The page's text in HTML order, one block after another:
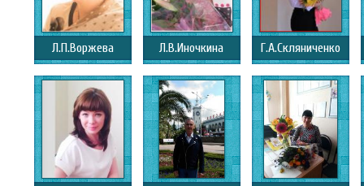
Л.П.Воржева Л.В.Иночкина Г.А.Скляниченко